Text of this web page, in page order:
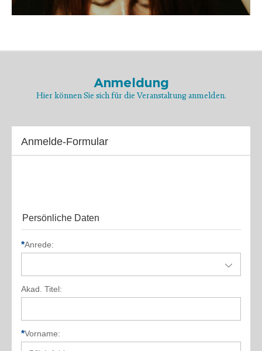
Anmeldung
Hier können Sie sich für die Veranstaltung anmelden.